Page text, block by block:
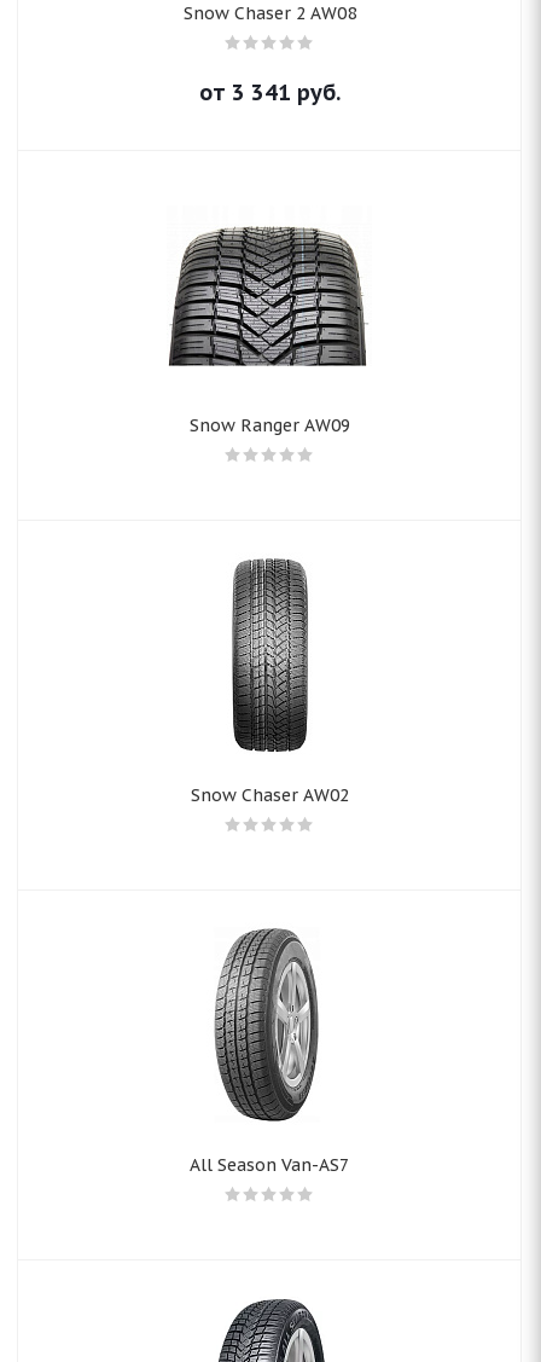
Snow Chaser 2 AW08
от 3 341 руб.
Snow Ranger AW09
Snow Chaser AW02
All Season Van-AS7